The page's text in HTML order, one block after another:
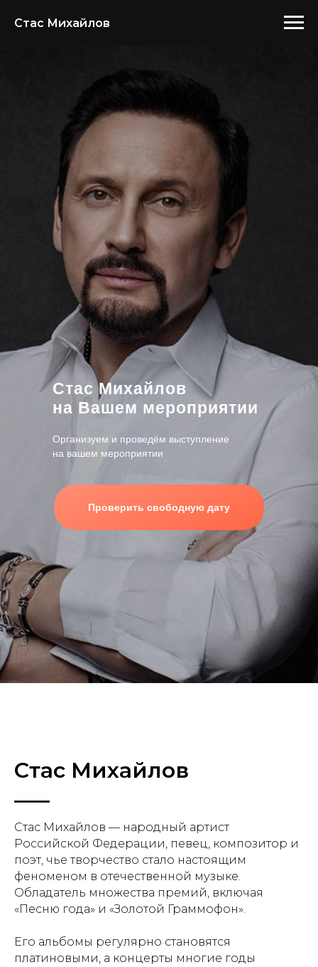
Стас Михайлов
Стас Михайлов
на Вашем мероприятии
Организуем и проведём выступление
на вашем мероприятии
Проверить свободную дату
Стас Михайлов
Стас Михайлов — народный артист
Российской Федерации, певец, композитор и
поэт, чье творчество стало настоящим
феноменом в отечественной музыке.
Обладатель множества премий, включая
«Песню года» и «Золотой Граммофон».
Его альбомы регулярно становятся
платиновыми, а концерты многие годы